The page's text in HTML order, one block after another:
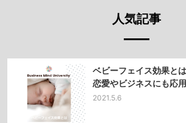
人気記事
ベビーフェイス効果と
恋愛やビジネスにも応
2021.5.6